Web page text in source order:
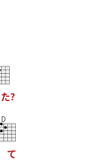
た?
D
て